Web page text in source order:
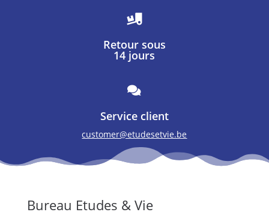

Retour sous
14 jours

Service client
customer@etudesetvie.be
Bureau Etudes & Vie